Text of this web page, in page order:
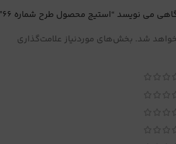
می نویسد “استیج محصول طرح شماره 66”
شد. بخش‌های موردنیاز علامت‌گذاری